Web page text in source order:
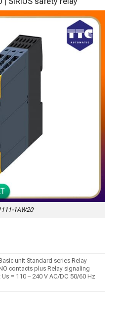
1AW20
unit Standard series Relay
contacts plus Relay signaling
= 110 – 240 V AC/DC 50/60 Hz